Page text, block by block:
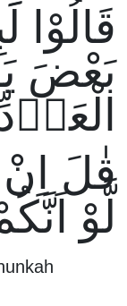
قَالُوْا
بَعْضَ
قٰلَ اِنْ
لَّوْ